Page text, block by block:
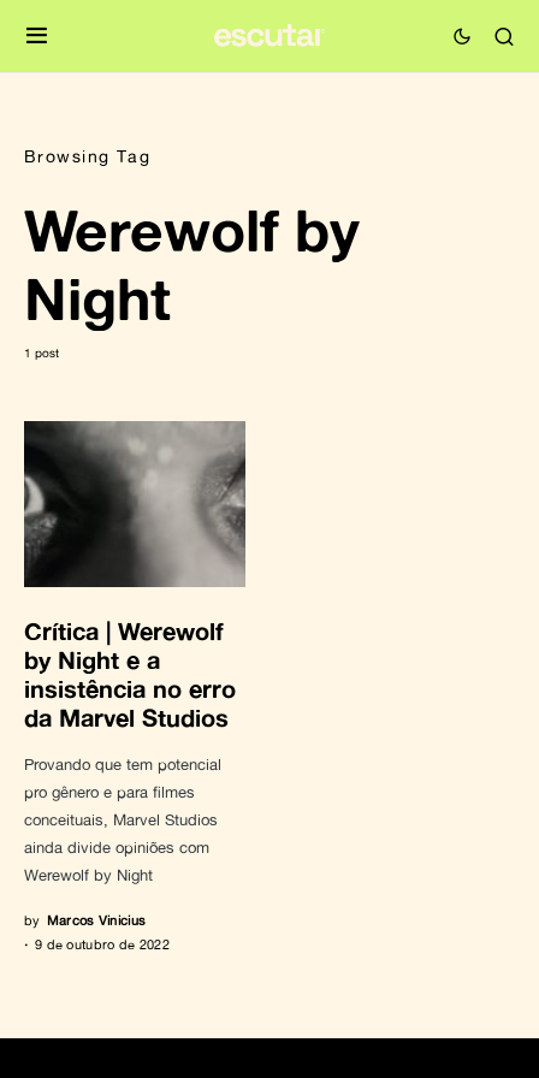
Browsing Tag
Werewolf by
Night
1 post
Crítica | Werewolf
by Night e a
insistência no erro
da Marvel Studios
Provando que tem potencial
pro gênero e para filmes
conceituais, Marvel Studios
ainda divide opiniões com
Werewolf by Night
by Marcos Vinicius
9 de outubro de 2022